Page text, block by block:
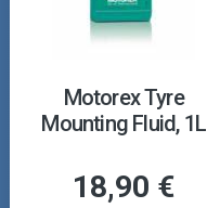
Motorex Tyre
Mounting Fluid, 1L
18,90 €